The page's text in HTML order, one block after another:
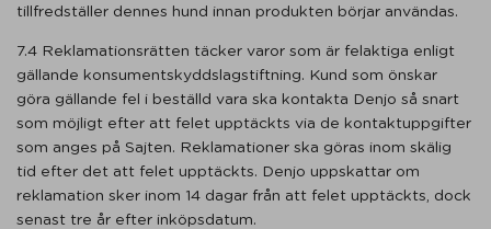
tillfredställer dennes hund innan produkten börjar användas.
7.4 Reklamationsrätten täcker varor som är felaktiga enligt
gällande konsumentskyddslagstiftning. Kund som önskar
göra gällande fel i beställd vara ska kontakta Denjo så snart
som möjligt efter att felet upptäckts via de kontaktuppgifter
som anges på Sajten. Reklamationer ska göras inom skälig
tid efter det att felet upptäckts. Denjo uppskattar om
reklamation sker inom 14 dagar från att felet upptäckts, dock
senast tre år efter inköpsdatum.